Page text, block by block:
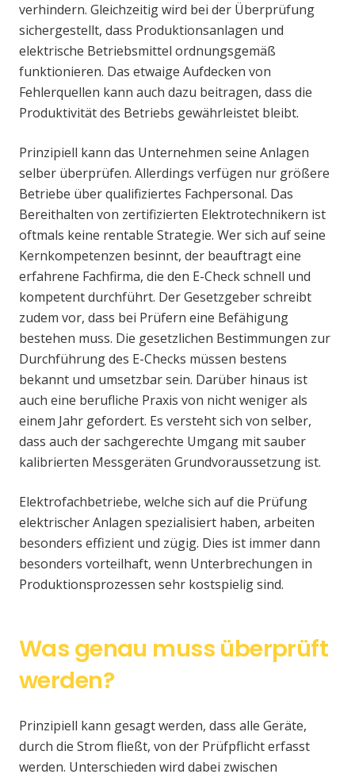
verhindern. Gleichzeitig wird bei der Überprüfung
sichergestellt, dass Produktionsanlagen und
elektrische Betriebsmittel ordnungsgemäß
funktionieren. Das etwaige Aufdecken von
Fehlerquellen kann auch dazu beitragen, dass die
Produktivität des Betriebs gewährleistet bleibt.
Prinzipiell kann das Unternehmen seine Anlagen
selber überprüfen. Allerdings verfügen nur größere
Betriebe über qualifiziertes Fachpersonal. Das
Bereithalten von zertifizierten Elektrotechnikern ist
oftmals keine rentable Strategie. Wer sich auf seine
Kernkompetenzen besinnt, der beauftragt eine
erfahrene Fachfirma, die den E-Check schnell und
kompetent durchführt. Der Gesetzgeber schreibt
zudem vor, dass bei Prüfern eine Befähigung
bestehen muss. Die gesetzlichen Bestimmungen zur
Durchführung des E-Checks müssen bestens
bekannt und umsetzbar sein. Darüber hinaus ist
auch eine berufliche Praxis von nicht weniger als
einem Jahr gefordert. Es versteht sich von selber,
dass auch der sachgerechte Umgang mit sauber
kalibrierten Messgeräten Grundvoraussetzung ist.
Elektrofachbetriebe, welche sich auf die Prüfung
elektrischer Anlagen spezialisiert haben, arbeiten
besonders effizient und zügig. Dies ist immer dann
besonders vorteilhaft, wenn Unterbrechungen in
Produktionsprozessen sehr kostspielig sind.
Was genau muss überprüft
werden?
Prinzipiell kann gesagt werden, dass alle Geräte,
durch die Strom fließt, von der Prüfpflicht erfasst
werden. Unterschieden wird dabei zwischen